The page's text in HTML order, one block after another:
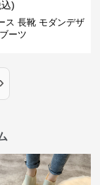
)
ス 長靴 モダンデザ
ーツ
›